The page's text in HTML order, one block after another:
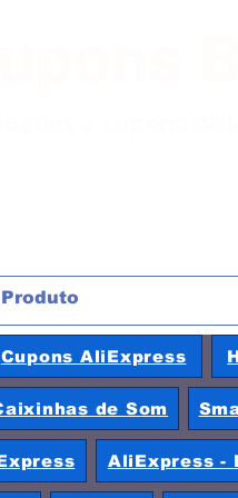
Cupons AliExpress
de Som
AliExpress -